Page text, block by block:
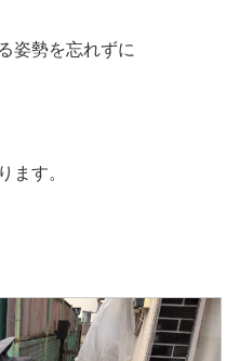
姿勢を忘れずに
ます。